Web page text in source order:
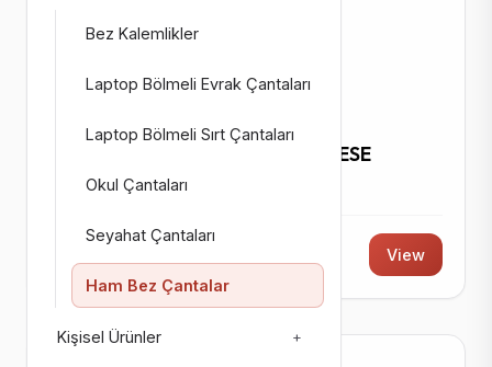
Bez Kalemlikler
Laptop Bölmeli Evrak Çantaları
Laptop Bölmeli Sırt Çantaları
Okul Çantaları
Seyahat Çantaları
Ham Bez Çantalar
Kişisel Ürünler +
TEKSTIL ÇANTALAR
YEŞİLOBA HAM BEZ BÜZGÜLÜ KESE
Code: 9204
View